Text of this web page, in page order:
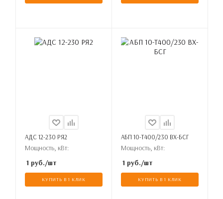
АДС 12-230 РЯ2
Мощность, кВт:
1 руб./шт
КУПИТЬ В 1 КЛИК
АБП 10-Т400/230 ВХ-БСГ
Мощность, кВт:
1 руб./шт
КУПИТЬ В 1 КЛИК